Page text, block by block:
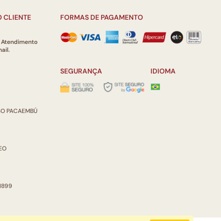
CLIENTE
Atendimento
PACAEMBÚ
FORMAS DE PAGAMENTO
SEGURANÇA IDIOMA